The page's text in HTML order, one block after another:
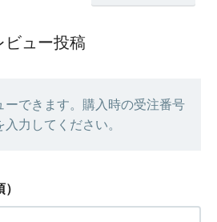
ビュー投稿
ーできます。購入時の受注番号
力してください。
）